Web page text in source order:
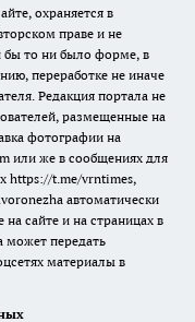
охраняется в
праве и не
бы то ни было форме, в
переработке не иначе
Редакция портала не
размещенные на
фотографии на
или же в сообщениях для
https://t.me/vrntimes,
автоматически
сайте и на страницах в
может передать
материалы в